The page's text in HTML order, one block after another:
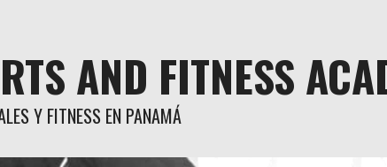
AND FITNESS
Y FITNESS EN PANAMÁ